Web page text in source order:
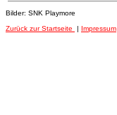
Bilder: SNK Playmore
Zurück zur Startseite
| Impressum